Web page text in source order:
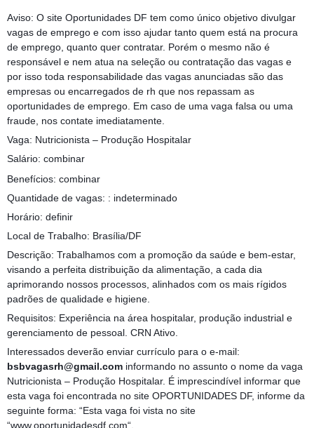
Aviso: O site Oportunidades DF tem como único objetivo divulgar
vagas de emprego e com isso ajudar tanto quem está na procura
de emprego, quanto quer contratar. Porém o mesmo não é
responsável e nem atua na seleção ou contratação das vagas e
por isso toda responsabilidade das vagas anunciadas são das
empresas ou encarregados de rh que nos repassam as
oportunidades de emprego. Em caso de uma vaga falsa ou uma
fraude, nos contate imediatamente.
Vaga: Nutricionista – Produção Hospitalar
Salário: combinar
Benefícios: combinar
Quantidade de vagas: : indeterminado
Horário: definir
Local de Trabalho: Brasília/DF
Descrição: Trabalhamos com a promoção da saúde e bem-estar,
visando a perfeita distribuição da alimentação, a cada dia
aprimorando nossos processos, alinhados com os mais rígidos
padrões de qualidade e higiene.
Requisitos: Experiência na área hospitalar, produção industrial e
gerenciamento de pessoal. CRN Ativo.
Interessados deverão enviar currículo para o e-mail:
bsbvagasrh@gmail.com informando no assunto o nome da vaga
Nutricionista – Produção Hospitalar. É imprescindível informar que
esta vaga foi encontrada no site OPORTUNIDADES DF, informe da
seguinte forma: “Esta vaga foi vista no site
“www.oportunidadesdf.com“.